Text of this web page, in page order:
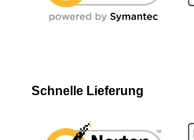
Schnelle Lieferung